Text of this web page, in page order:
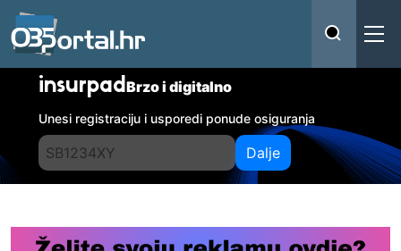
insurpadBrzo i digitalno
Unesi registraciju i usporedi ponude osiguranja
Dalje